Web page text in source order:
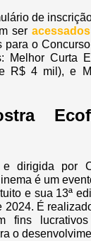
de
ser
para o
Melhor Curta
R$ 4 mil), e
e dirigida por
é um
e sua 13ª
2024. É
fins
o